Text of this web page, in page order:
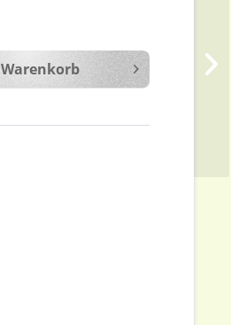
Warenkorb